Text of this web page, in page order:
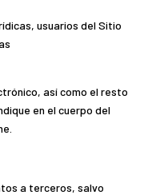
usuarios del Sitio
así como el resto
en el cuerpo del
a terceros, salvo